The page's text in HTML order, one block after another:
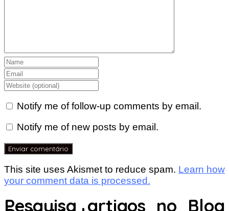
Notify me of follow-up comments by email.
Notify me of new posts by email.
This site uses Akismet to reduce spam. Learn how
your comment data is processed.
Pesquisa artigos no Blog